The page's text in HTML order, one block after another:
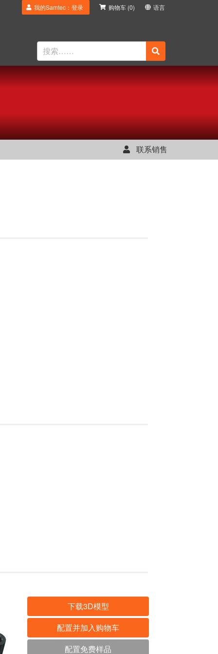
我的Samtec：登录 购物车 (0) 语言
联系销售
下载3D模型
配置并加入购物车
配置免费样品